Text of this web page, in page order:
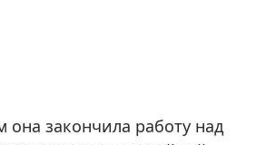
она закончила работу над